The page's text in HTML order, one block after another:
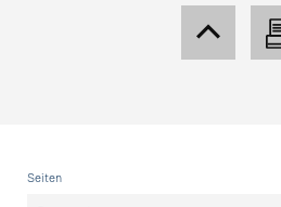
Fusszeile
Seiten